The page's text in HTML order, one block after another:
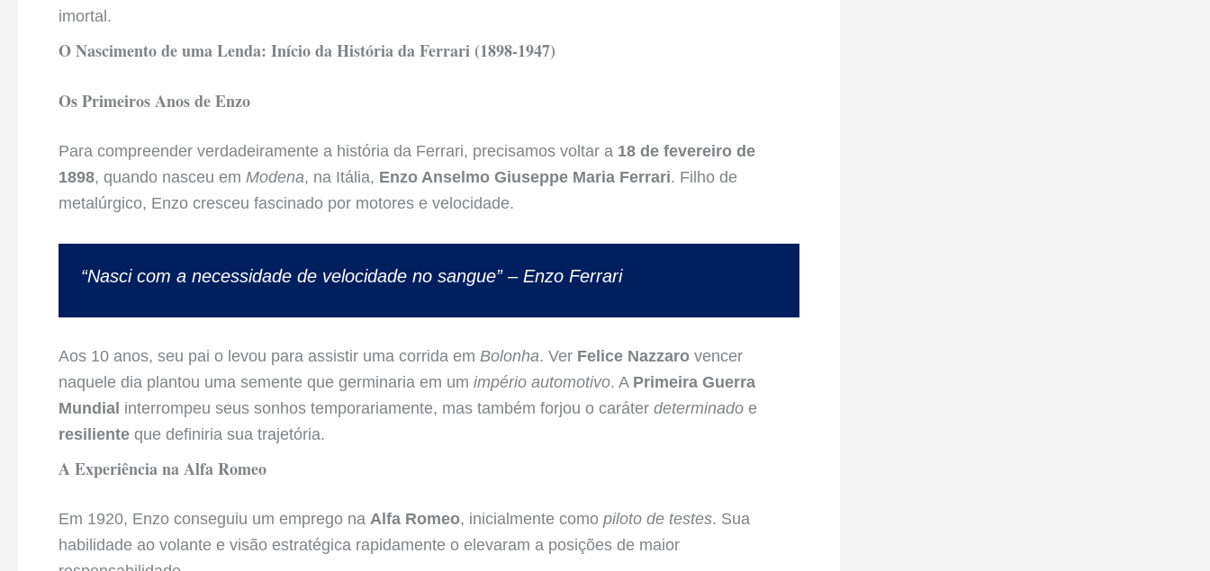
imortal.
O Nascimento de uma Lenda: Início da História da Ferrari (1898-1947)
Os Primeiros Anos de Enzo
Para compreender verdadeiramente a história da Ferrari, precisamos voltar a 18 de fevereiro de
1898, quando nasceu em Modena, na Itália, Enzo Anselmo Giuseppe Maria Ferrari. Filho de
metalúrgico, Enzo cresceu fascinado por motores e velocidade.
“Nasci com a necessidade de velocidade no sangue” – Enzo Ferrari
Aos 10 anos, seu pai o levou para assistir uma corrida em Bolonha. Ver Felice Nazzaro vencer
naquele dia plantou uma semente que germinaria em um império automotivo. A Primeira Guerra
Mundial interrompeu seus sonhos temporariamente, mas também forjou o caráter determinado e
resiliente que definiria sua trajetória.
A Experiência na Alfa Romeo
Em 1920, Enzo conseguiu um emprego na Alfa Romeo, inicialmente como piloto de testes. Sua
habilidade ao volante e visão estratégica rapidamente o elevaram a posições de maior